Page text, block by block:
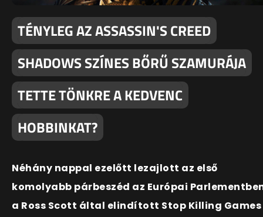
TÉNYLEG AZ ASSASSIN'S CREED
SHADOWS SZÍNES BŐRŰ SZAMURÁJA
TETTE TÖNKRE A KEDVENC
HOBBINKAT?
Néhány nappal ezelőtt lezajlott az első
komolyabb párbeszéd az Európai
a Ross Scott által elindított Stop Killing Games